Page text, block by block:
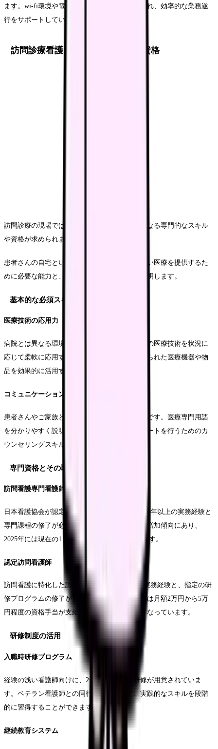
ます。wi-fi環境や電子カルテ用の端末も完備され、効率的な業務遂
行をサポートしています。
訪問診療看護師に必要なスキル・資格
訪問診療の現場では、医療機関での勤務とは異なる専門的なスキル
や資格が求められます。
患者さんの自宅という特殊な環境下で、質の高い医療を提供するた
めに必要な能力と、その習得方法についてご説明します。
基本的な必須スキル
医療技術の応用力
病院とは異なる環境下での医療提供には、既存の医療技術を状況に
応じて柔軟に応用する力が必要です。特に、限られた医療機器や物
品を効果的に活用する技術が重要となります。
コミュニケーション能力
患者さんやご家族との信頼関係の構築が不可欠です。医療専門用語
を分かりやすく説明する能力や、心理的なサポートを行うためのカ
ウンセリングスキルも必要となります。
専門資格とその取得方法
訪問看護専門看護師
日本看護協会が認定する専門資格で、取得には5年以上の実務経験と
専門課程の修了が必要です。年間の受験者数は増加傾向にあり、
2025年には現在の1.5倍になると予測されています。
認定訪問看護師
訪問看護に特化した認定資格です。3年以上の実務経験と、指定の研
修プログラムの修了が要件となります。取得後は月額2万円から5万
円程度の資格手当が支給される医療機関が多くなっています。
研修制度の活用
入職時研修プログラム
経験の浅い看護師向けに、2〜3ヶ月の導入研修が用意されていま
す。ベテラン看護師との同行訪問を通じて、実践的なスキルを段階
的に習得することができます。
継続教育システム